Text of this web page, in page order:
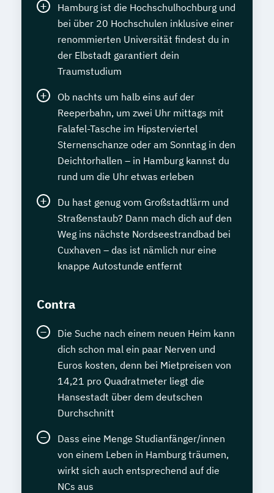
Hamburg ist die Hochschulhochburg und
bei über 20 Hochschulen inklusive einer
renommierten Universität findest du in
der Elbstadt garantiert dein
Traumstudium
Ob nachts um halb eins auf der
Reeperbahn, um zwei Uhr mittags mit
Falafel-Tasche im Hipsterviertel
Sternenschanze oder am Sonntag in den
Deichtorhallen – in Hamburg kannst du
rund um die Uhr etwas erleben
Du hast genug vom Großstadtlärm und
Straßenstaub? Dann mach dich auf den
Weg ins nächste Nordseestrandbad bei
Cuxhaven – das ist nämlich nur eine
knappe Autostunde entfernt
Contra
Die Suche nach einem neuen Heim kann
dich schon mal ein paar Nerven und
Euros kosten, denn bei Mietpreisen von
14,21 pro Quadratmeter liegt die
Hansestadt über dem deutschen
Durchschnitt
Dass eine Menge Studianfänger/innen
von einem Leben in Hamburg träumen,
wirkt sich auch entsprechend auf die
NCs aus